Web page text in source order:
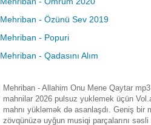
Mehriban - Özünü Sev 2019
Mehriban - Popuri
Mehriban - Qadasını Alım
Mehriban - Allahim Onu Mene Qaytar
mahnilar 2026 pulsuz yuklemek üçün
mahnı yükləmək də asanlaşdı. Geniş
zövqünüzə uyğun musiqi parçalarını